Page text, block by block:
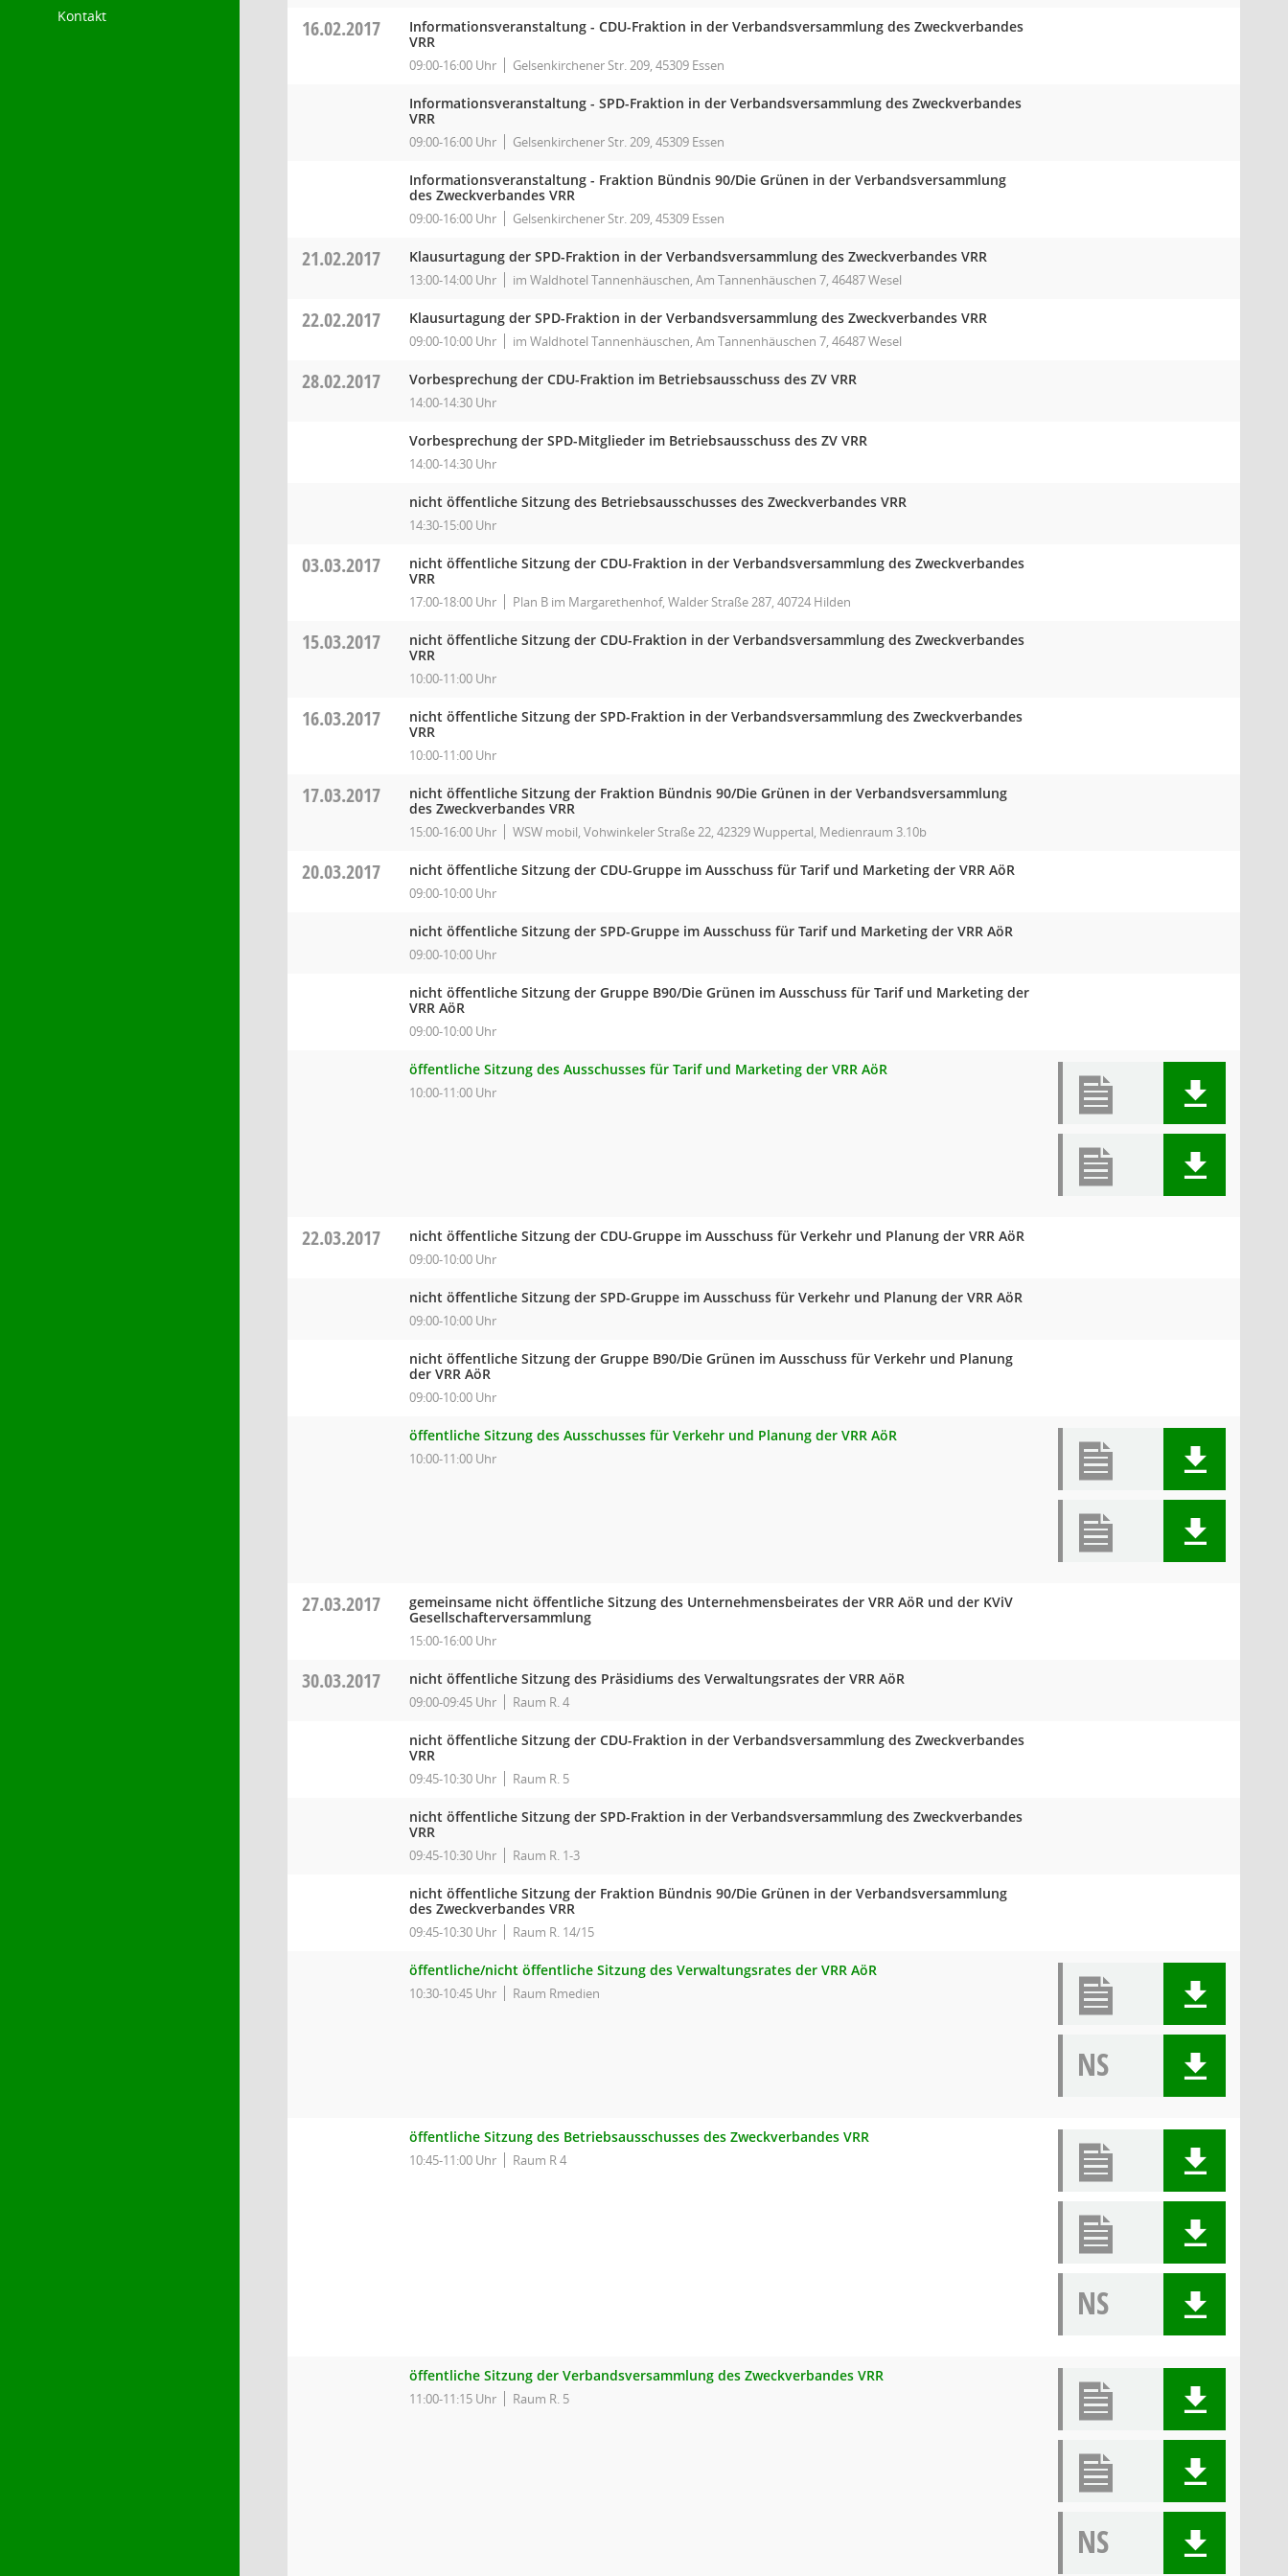
Kontakt
16.02.2017
Informationsveranstaltung - CDU-Fraktion in der Verbandsversammlung des Zweckverbandes
VRR
09:00-16:00 Uhr Gelsenkirchener Str. 209, 45309 Essen
Informationsveranstaltung - SPD-Fraktion in der Verbandsversammlung des Zweckverbandes
VRR
09:00-16:00 Uhr Gelsenkirchener Str. 209, 45309 Essen
Informationsveranstaltung - Fraktion Bündnis 90/Die Grünen in der Verbandsversammlung
des Zweckverbandes VRR
09:00-16:00 Uhr Gelsenkirchener Str. 209, 45309 Essen
21.02.2017 Klausurtagung der SPD-Fraktion in der Verbandsversammlung des Zweckverbandes VRR
13:00-14:00 Uhr im Waldhotel Tannenhäuschen, Am Tannenhäuschen 7, 46487 Wesel
22.02.2017 Klausurtagung der SPD-Fraktion in der Verbandsversammlung des Zweckverbandes VRR
09:00-10:00 Uhr im Waldhotel Tannenhäuschen, Am Tannenhäuschen 7, 46487 Wesel
28.02.2017 Vorbesprechung der CDU-Fraktion im Betriebsausschuss des ZV VRR
14:00-14:30 Uhr
Vorbesprechung der SPD-Mitglieder im Betriebsausschuss des ZV VRR
14:00-14:30 Uhr
nicht öffentliche Sitzung des Betriebsausschusses des Zweckverbandes VRR
14:30-15:00 Uhr
03.03.2017
nicht öffentliche Sitzung der CDU-Fraktion in der Verbandsversammlung des Zweckverbandes
VRR
17:00-18:00 Uhr Plan B im Margarethenhof, Walder Straße 287, 40724 Hilden
15.03.2017
nicht öffentliche Sitzung der CDU-Fraktion in der Verbandsversammlung des Zweckverbandes
VRR
10:00-11:00 Uhr
16.03.2017
nicht öffentliche Sitzung der SPD-Fraktion in der Verbandsversammlung des Zweckverbandes
VRR
10:00-11:00 Uhr
17.03.2017
nicht öffentliche Sitzung der Fraktion Bündnis 90/Die Grünen in der Verbandsversammlung
des Zweckverbandes VRR
15:00-16:00 Uhr WSW mobil, Vohwinkeler Straße 22, 42329 Wuppertal, Medienraum 3.10b
20.03.2017 nicht öffentliche Sitzung der CDU-Gruppe im Ausschuss für Tarif und Marketing der VRR AöR
09:00-10:00 Uhr
nicht öffentliche Sitzung der SPD-Gruppe im Ausschuss für Tarif und Marketing der VRR AöR
09:00-10:00 Uhr
nicht öffentliche Sitzung der Gruppe B90/Die Grünen im Ausschuss für Tarif und Marketing der
VRR AöR
09:00-10:00 Uhr
öffentliche Sitzung des Ausschusses für Tarif und Marketing der VRR AöR
10:00-11:00 Uhr
22.03.2017 nicht öffentliche Sitzung der CDU-Gruppe im Ausschuss für Verkehr und Planung der VRR AöR
09:00-10:00 Uhr
nicht öffentliche Sitzung der SPD-Gruppe im Ausschuss für Verkehr und Planung der VRR AöR
09:00-10:00 Uhr
nicht öffentliche Sitzung der Gruppe B90/Die Grünen im Ausschuss für Verkehr und Planung
der VRR AöR
09:00-10:00 Uhr
öffentliche Sitzung des Ausschusses für Verkehr und Planung der VRR AöR
10:00-11:00 Uhr
27.03.2017
gemeinsame nicht öffentliche Sitzung des Unternehmensbeirates der VRR AöR und der KViV
Gesellschafterversammlung
15:00-16:00 Uhr
30.03.2017 nicht öffentliche Sitzung des Präsidiums des Verwaltungsrates der VRR AöR
09:00-09:45 Uhr Raum R. 4
nicht öffentliche Sitzung der CDU-Fraktion in der Verbandsversammlung des Zweckverbandes
VRR
09:45-10:30 Uhr Raum R. 5
nicht öffentliche Sitzung der SPD-Fraktion in der Verbandsversammlung des Zweckverbandes
VRR
09:45-10:30 Uhr Raum R. 1-3
nicht öffentliche Sitzung der Fraktion Bündnis 90/Die Grünen in der Verbandsversammlung
des Zweckverbandes VRR
09:45-10:30 Uhr Raum R. 14/15
öffentliche/nicht öffentliche Sitzung des Verwaltungsrates der VRR AöR
10:30-10:45 Uhr Raum Rmedien
NS
öffentliche Sitzung des Betriebsausschusses des Zweckverbandes VRR
10:45-11:00 Uhr Raum R 4
NS
öffentliche Sitzung der Verbandsversammlung des Zweckverbandes VRR
11:00-11:15 Uhr Raum R. 5
NS